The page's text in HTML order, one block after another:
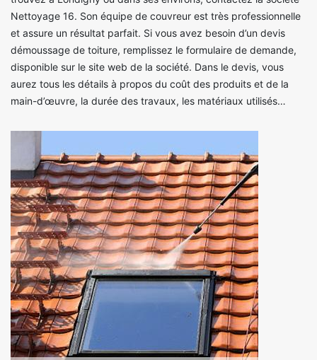
Nettoyage 16. Son équipe de couvreur est très professionnelle
et assure un résultat parfait. Si vous avez besoin d’un devis
démoussage de toiture, remplissez le formulaire de demande,
disponible sur le site web de la société. Dans le devis, vous
aurez tous les détails à propos du coût des produits et de la
main-d’œuvre, la durée des travaux, les matériaux utilisés…